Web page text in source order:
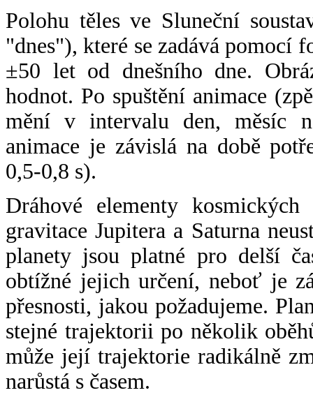
Polohu těles ve Sluneční
"dnes"), které se zadává pomocí
±50 let od dnešního dne.
hodnot. Po spuštění animace
mění v intervalu den, měsíc
animace je závislá na době
0,5-0,8 s).
Dráhové elementy
gravitace Jupitera a Saturna
planety jsou platné pro delší
obtížné jejich určení, neboť je
přesnosti, jakou požadujeme.
stejné trajektorii po několik
může její trajektorie radikálně
narůstá s časem.